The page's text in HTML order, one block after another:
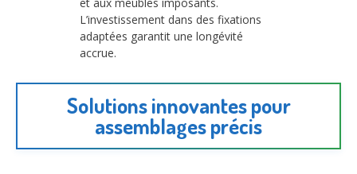
et aux meubles imposants.
L’investissement dans des fixations
adaptées garantit une longévité
accrue.
Solutions innovantes pour
assemblages précis